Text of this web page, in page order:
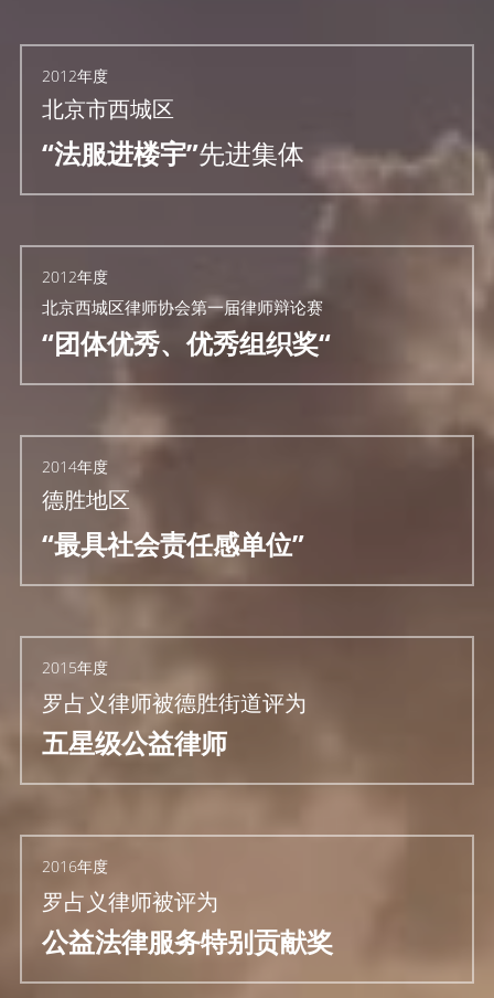
2012年度
北京市西城区
“法服进楼宇”先进集体
2012年度
北京西城区律师协会第一届律师辩论赛
“团体优秀、优秀组织奖“
2014年度
德胜地区
“最具社会责任感单位”
2015年度
罗占义律师被德胜街道评为
五星级公益律师
2016年度
罗占义律师被评为
公益法律服务特别贡献奖